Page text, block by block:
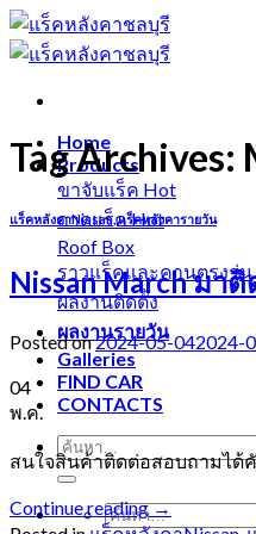
Skip
to
content
Home
Products
ขาจับแร็ค
ถาดแร็ค
Roof Box
ราวแร็คและคานตรงรุ่น
ผลงานติดตั้ง
ผลงานรายวัน
Galleries
FIND CAR
CONTACTS
Tag Archives:
แร็คหลังคาNissan,แร็คหลังคารายวัน
Nissan March มา
Posted on2024-05-042024-
04
พ.ค.
สนใจสินค้าติดต่อสอบถามได้คั
Continue reading→